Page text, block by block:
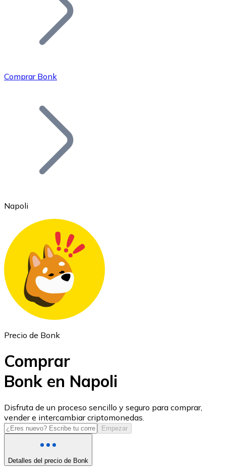
Bitcoin
Ethereum
ETH
USD Coin
USDC
Comprar Bonk
Napoli
Precio de Bonk
Comprar
Bonk en Napoli
Disfruta de un proceso sencillo y seguro para comprar,
vender e intercambiar criptomonedas.
Empezar
Detalles del precio de Bonk